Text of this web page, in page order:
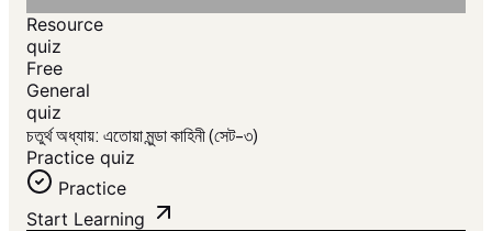
Resource
quiz
Free
General
quiz
চতুর্থ অধ্যায়: এতোয়া মুন্ডা কাহিনী (সেট-৩)
Practice quiz
Practice
Start Learning